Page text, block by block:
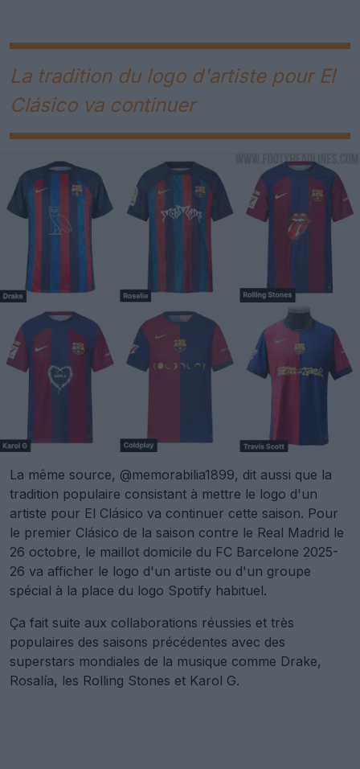
La tradition du logo d'artiste pour El
Clásico va continuer
La même source, @memorabilia1899, dit aussi que la
tradition populaire consistant à mettre le logo d'un
artiste pour El Clásico va continuer cette saison. Pour
le premier Clásico de la saison contre le Real Madrid le
26 octobre, le maillot domicile du FC Barcelone 2025-
26 va afficher le logo d'un artiste ou d'un groupe
spécial à la place du logo Spotify habituel.
Ça fait suite aux collaborations réussies et très
populaires des saisons précédentes avec des
superstars mondiales de la musique comme Drake,
Rosalía, les Rolling Stones et Karol G.